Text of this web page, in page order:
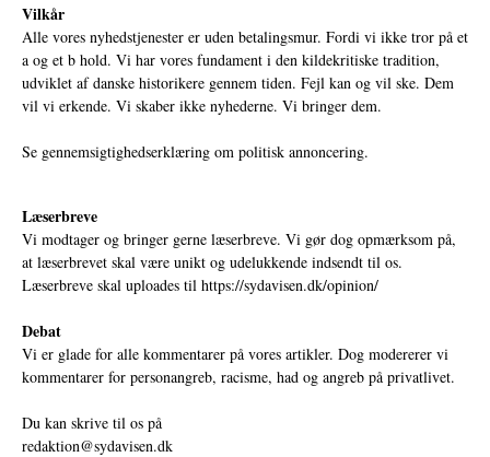
Vilkår
Alle vores nyhedstjenester er uden betalingsmur. Fordi vi ikke tror på et
a og et b hold. Vi har vores fundament i den kildekritiske tradition,
udviklet af danske historikere gennem tiden. Fejl kan og vil ske. Dem
vil vi erkende. Vi skaber ikke nyhederne. Vi bringer dem.
Se gennemsigtighedserklæring om politisk annoncering.
Læserbreve
Vi modtager og bringer gerne læserbreve. Vi gør dog opmærksom på,
at læserbrevet skal være unikt og udelukkende indsendt til os.
Læserbreve skal uploades til https://sydavisen.dk/opinion/
Debat
Vi er glade for alle kommentarer på vores artikler. Dog modererer vi
kommentarer for personangreb, racisme, had og angreb på privatlivet.
Du kan skrive til os på
redaktion@sydavisen.dk